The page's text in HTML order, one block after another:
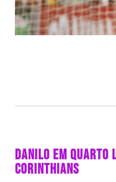
DANILO EM QUARTO
CORINTHIANS